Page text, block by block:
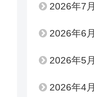
2026年7月
2026年6月
2026年5月
2026年4月